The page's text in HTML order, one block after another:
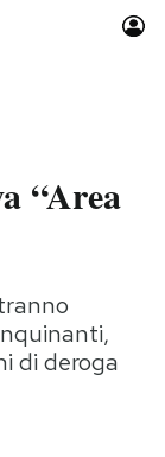
“Area
di deroga